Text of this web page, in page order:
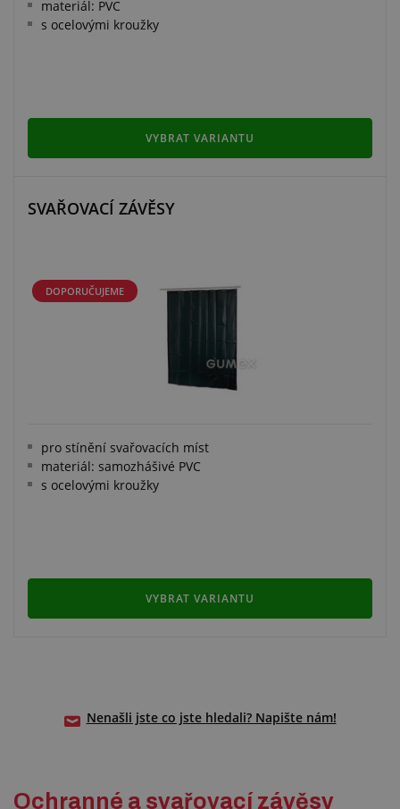
materiál: PVC
s ocelovými kroužky
VYBRAT VARIANTU
SVAŘOVACÍ ZÁVĚSY
DOPORUČUJEME
pro stínění svařovacích míst
materiál: samozhášivé PVC
s ocelovými kroužky
VYBRAT VARIANTU
Nenašli jste co jste hledali? Napište nám!
Ochranné a svařovací závěsy